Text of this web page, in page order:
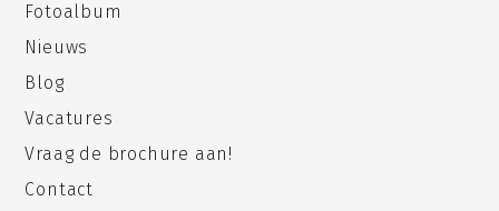
Fotoalbum
Nieuws
Blog
Vacatures
Vraag de brochure aan!
Contact